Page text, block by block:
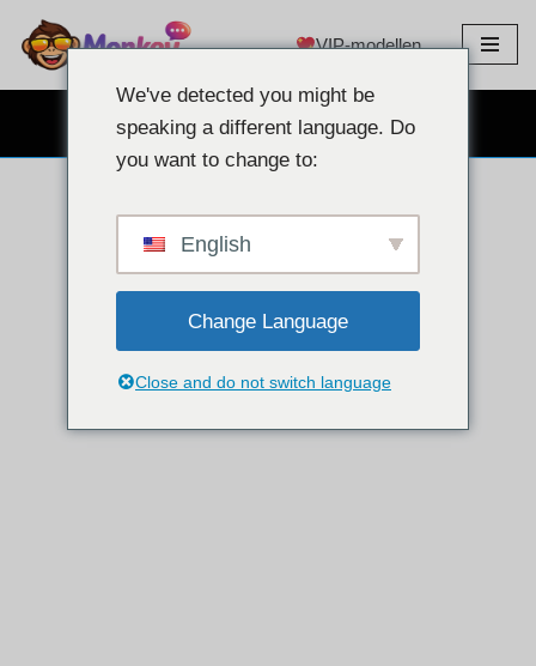
Overslaan
naar
VIP-modellen
GRATIS WEBCAMCHAT
We've detected you might be
speaking a different language. Do
you want to change to:
English
Change Language
Close and do not switch language